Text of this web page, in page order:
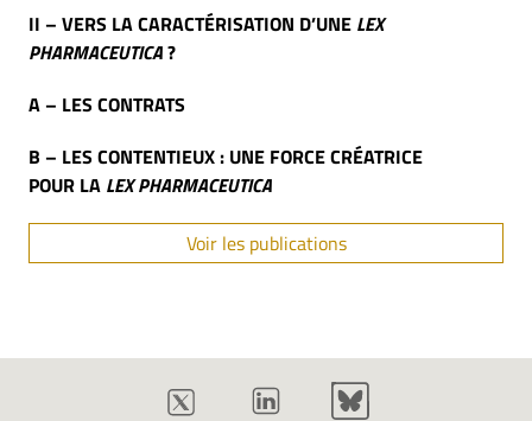
II – VERS LA CARACTÉRISATION D’UNE LEX
PHARMACEUTICA?
A – LES CONTRATS
B – LES CONTENTIEUX : UNE FORCE CRÉATRICE
POUR LA LEX PHARMACEUTICA
Voir les publications